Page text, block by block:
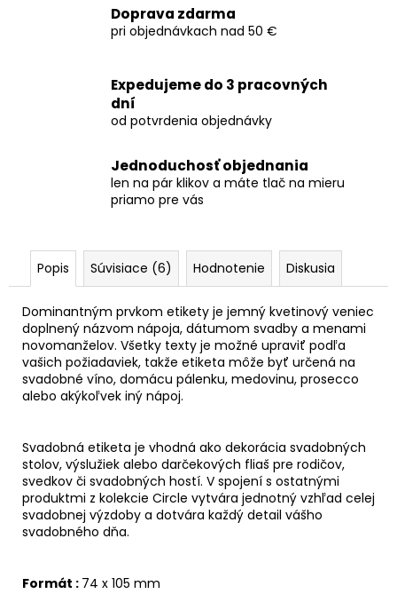
Doprava zdarma
pri objednávkach nad 50 €
Expedujeme do 3 pracovných
dní
od potvrdenia objednávky
Jednoduchosť objednania
len na pár klikov a máte tlač na mieru
priamo pre vás
Popis Súvisiace (6) Hodnotenie Diskusia
Dominantným prvkom etikety je jemný kvetinový veniec
doplnený názvom nápoja, dátumom svadby a menami
novomanželov. Všetky texty je možné upraviť podľa
vašich požiadaviek, takže etiketa môže byť určená na
svadobné víno, domácu pálenku, medovinu, prosecco
alebo akýkoľvek iný nápoj.
Svadobná etiketa je vhodná ako dekorácia svadobných
stolov, výslužiek alebo darčekových fliaš pre rodičov,
svedkov či svadobných hostí. V spojení s ostatnými
produktmi z kolekcie Circle vytvára jednotný vzhľad celej
svadobnej výzdoby a dotvára každý detail vášho
svadobného dňa.
Formát : 74 x 105 mm